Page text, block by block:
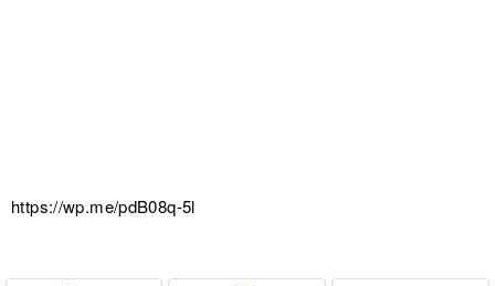
https://wp.me/pdB08q-5l